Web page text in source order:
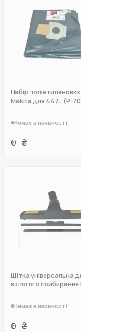
Набір поліетиленових мішків
Makita для 447L (P-70306
Немає в наявності
0 ₴
Щітка універсальна для
вологого прибирання IDROBASE
Немає в наявності
0 ₴